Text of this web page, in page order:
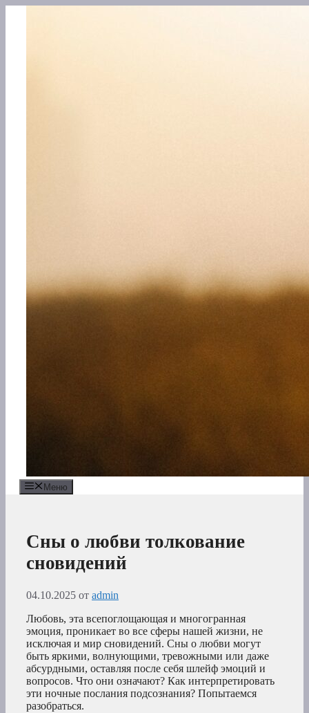
Меню
Сны о любви толкование
сновидений
04.10.2025 от admin
Любовь, эта всепоглощающая и многогранная
эмоция, проникает во все сферы нашей жизни, не
исключая и мир сновидений. Сны о любви могут
быть яркими, волнующими, тревожными или даже
абсурдными, оставляя после себя шлейф эмоций и
вопросов. Что они означают? Как интерпретировать
эти ночные послания подсознания? Попытаемся
разобраться.